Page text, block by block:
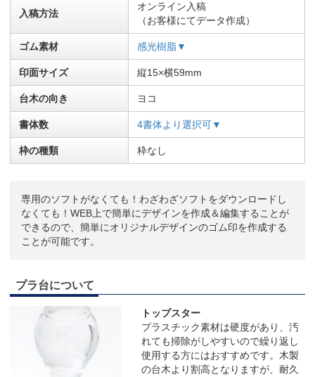
入稿方法
オンライン入稿
（お客様にてデータ作成）
ゴム素材 感光樹脂▼
印面サイズ 縦15×横59mm
台木の向き ヨコ
書体数 4書体より選択可▼
枠の種類 枠なし
専用のソフトがなくても！わざわざソフトをダウンロードし
なくても！WEB上で簡単にデザインを作成＆編集することが
できるので、簡単にオリジナルデザインのゴム印を作成する
ことが可能です。
プラ台について
トップスター
プラスチック素材は硬度があり、汚
れても掃除がしやすいので繰り返し
使用する方にはおすすめです。木製
の台木より割高となりますが、耐久